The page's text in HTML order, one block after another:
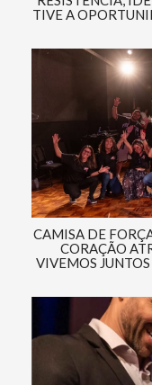
TIVE A
CAMISA DE
CORAÇÃO
VIVEMOS